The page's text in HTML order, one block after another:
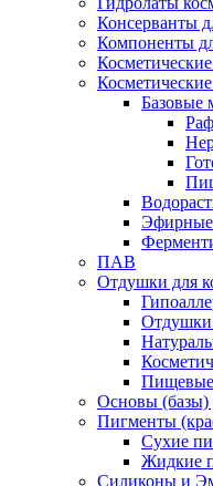
Консерванты
Компоненты
Базовые
Эфирные
ПАВ
Отдушки для
Отдушки
Пищевые
Основы (базы)
Пигменты
Сухие
Жидкие
Силиконы и